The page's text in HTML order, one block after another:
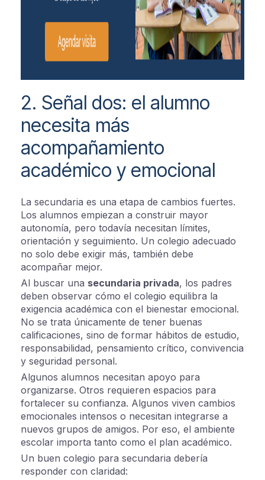
2. Señal dos: el alumno
necesita más
acompañamiento
académico y emocional
La secundaria es una etapa de cambios fuertes.
Los alumnos empiezan a construir mayor
autonomía, pero todavía necesitan límites,
orientación y seguimiento. Un colegio adecuado
no solo debe exigir más, también debe
acompañar mejor.
Al buscar una secundaria privada, los padres
deben observar cómo el colegio equilibra la
exigencia académica con el bienestar emocional.
No se trata únicamente de tener buenas
calificaciones, sino de formar hábitos de estudio,
responsabilidad, pensamiento crítico, convivencia
y seguridad personal.
Algunos alumnos necesitan apoyo para
organizarse. Otros requieren espacios para
fortalecer su confianza. Algunos viven cambios
emocionales intensos o necesitan integrarse a
nuevos grupos de amigos. Por eso, el ambiente
escolar importa tanto como el plan académico.
Un buen colegio para secundaria debería
responder con claridad: